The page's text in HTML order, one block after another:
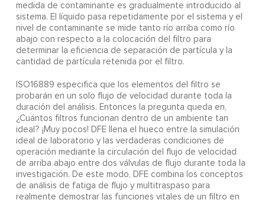
medida de contaminante es gradualmente introducido al
sistema. El líquido pasa repetidamente por el sistema y el
nivel de contaminante se mide tanto río arriba como río
abajo con respecto a la colocación del filtro para
determinar la eficiencia de separación de partícula y la
cantidad de partícula retenida por el filtro.
ISO16889 especifica que los elementos del filtro se
probarán en un solo flujo de velocidad durante toda la
duración del análisis. Entonces la pregunta queda en,
¿Cuántos filtros funcionan dentro de un ambiente tan
ideal? ¡Muy pocos! DFE llena el hueco entre la simulación
ideal de laboratorio y las verdaderas condiciones de
operación mediante la circulación del flujo de velocidad
de arriba abajo entre dos válvulas de flujo durante toda la
investigación. De este modo, DFE combina los conceptos
de análisis de fatiga de flujo y multitraspaso para
realmente demostrar las funciones vitales de un filtro en